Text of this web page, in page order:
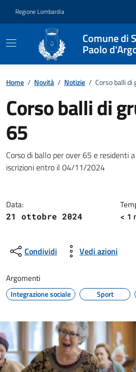
Regione Lombardia
Comune di
Paolo
Home / Novità / Notizie / Corso balli di
Corso balli di
65
Dettagli della
Corso di ballo per over 65 e residenti
iscrizioni entro il 04/11/2024
Data:
21 ottobre 2024 < 1
Condividi Vedi azioni
Argomenti
Integrazione sociale Sport